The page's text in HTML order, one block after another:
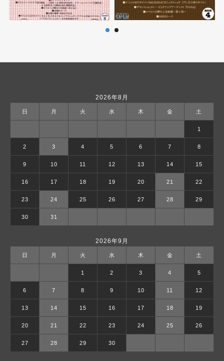
2026年8月
日 月 火 水 木 金 土
1
2 3 4 5 6 7 8
9 10 11 12 13 14 15
16 17 18 19 20 21 22
23 24 25 26 27 28 29
30 31
2026年9月
日 月 火 水 木 金 土
1 2 3 4 5
6 7 8 9 10 11 12
13 14 15 16 17 18 19
20 21 22 23 24 25 26
27 28 29 30